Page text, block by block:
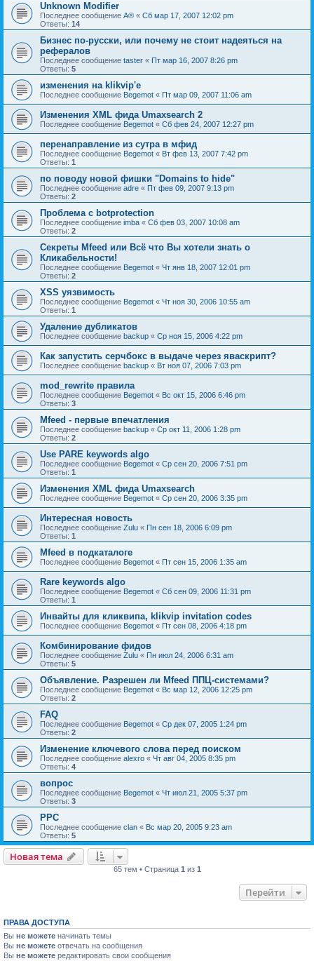
Unknown Modifier
Последнее сообщение A® « Сб мар 17, 2007 12:02 pm
Ответы: 14
Бизнес по-русски, или почему не стоит надеяться на
рефералов
Последнее сообщение taster « Пт мар 16, 2007 8:26 pm
Ответы: 5
изменения на klikvip'е
Последнее сообщение Begemot « Пт мар 09, 2007 11:06 am
Изменения XML фида Umaxsearch 2
Последнее сообщение Begemot « Сб фев 24, 2007 12:27 pm
перенаправление из сутра в мфид
Последнее сообщение Begemot « Вт фев 13, 2007 7:42 pm
Ответы: 1
по поводу новой фишки "Domains to hide"
Последнее сообщение adre « Пт фев 09, 2007 9:13 pm
Ответы: 2
Проблема с botprotection
Последнее сообщение imba « Сб фев 03, 2007 10:08 am
Ответы: 2
Секреты Mfeed или Всё что Вы хотели знать о
Кликабельности!
Последнее сообщение Begemot « Чт янв 18, 2007 12:01 pm
Ответы: 2
XSS уязвимость
Последнее сообщение Begemot « Чт ноя 30, 2006 10:55 am
Ответы: 1
Удаление дубликатов
Последнее сообщение backup « Ср ноя 15, 2006 4:22 pm
Как запустить серчбокс в выдаче через яваскрипт?
Последнее сообщение backup « Вт ноя 07, 2006 7:03 pm
mod_rewrite правила
Последнее сообщение Begemot « Вс окт 15, 2006 6:46 pm
Ответы: 3
Mfeed - первые впечатления
Последнее сообщение backup « Ср окт 11, 2006 1:28 pm
Ответы: 2
Use PARE keywords algo
Последнее сообщение Begemot « Ср сен 20, 2006 7:51 pm
Ответы: 1
Изменения XML фида Umaxsearch
Последнее сообщение Begemot « Ср сен 20, 2006 3:35 pm
Интересная новость
Последнее сообщение Zulu « Пн сен 18, 2006 6:09 pm
Ответы: 1
Mfeed в подкаталоге
Последнее сообщение Begemot « Пт сен 15, 2006 1:35 am
Rare keywords algo
Последнее сообщение Begemot « Сб сен 09, 2006 11:31 pm
Ответы: 1
Инвайты для кликвипа, klikvip invitation codes
Последнее сообщение Begemot « Пт сен 08, 2006 4:18 pm
Комбинирование фидов
Последнее сообщение Zulu « Пн июл 24, 2006 6:31 am
Ответы: 5
Объявление. Разрешен ли Mfeed ППЦ-системами?
Последнее сообщение Begemot « Вс мар 12, 2006 12:25 pm
Ответы: 2
FAQ
Последнее сообщение Begemot « Ср дек 07, 2005 1:24 pm
Ответы: 2
Изменение ключевого слова перед поиском
Последнее сообщение alexro « Чт авг 04, 2005 8:35 pm
Ответы: 4
вопрос
Последнее сообщение Begemot « Чт июл 21, 2005 5:37 pm
Ответы: 3
PPC
Последнее сообщение clan « Вс мар 20, 2005 9:23 am
Ответы: 5
Новая тема
65 тем • Страница 1 из 1
Перейти
ПРАВА ДОСТУПА
Вы не можете начинать темы
Вы не можете отвечать на сообщения
Вы не можете редактировать свои сообщения